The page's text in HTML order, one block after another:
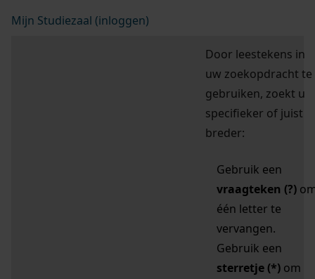
Mijn Studiezaal (inloggen)
Door leestekens in
uw zoekopdracht te
gebruiken, zoekt u
specifieker of juist
breder:
Gebruik een
vraagteken (?)
één letter te
vervangen.
Gebruik een
sterretje (*) om